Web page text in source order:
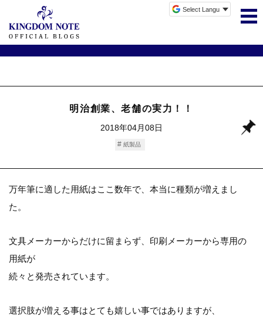
明治創業、老舗の実力！！
2018年04月08日
紙製品
万年筆に適した用紙はここ数年で、本当に種類が増えまし
た。
文具メーカーからだけに留まらず、印刷メーカーから専用の
用紙が
続々と発売されています。
選択肢が増える事はとても嬉しい事ではありますが、